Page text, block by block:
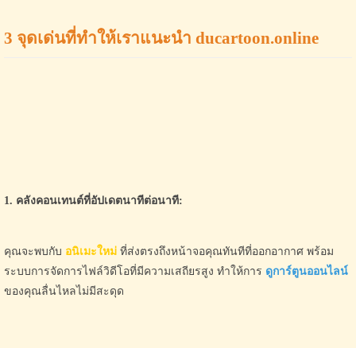
3 จุดเด่นที่ทำให้เราแนะนำ ducartoon.online
1. คลังคอนเทนต์ที่อัปเดตนาทีต่อนาที:
คุณจะพบกับ อนิเมะใหม่ที่ส่งตรงถึงหน้าจอคุณทันทีที่ออกอากาศ พร้อม
ระบบการจัดการไฟล์วิดีโอที่มีความเสถียรสูง ทำให้การ ดูการ์ตูนออนไลน์
ของคุณลื่นไหลไม่มีสะดุด